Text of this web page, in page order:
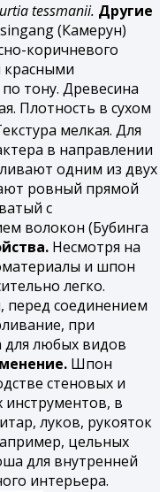
tessmanii. Другие
(Камерун)
коричневого
красными
тону. Древесина
Плотность в сухом
мелкая. Для
в направлении
одним из двух
ровный прямой
с
волокон (Бубинга
Несмотря на
и шпон
легко.
перед соединением
при
любых видов
Шпон
стеновых и
инструментов, в
луков, рукояток
цельных
для внутренней
интерьера.